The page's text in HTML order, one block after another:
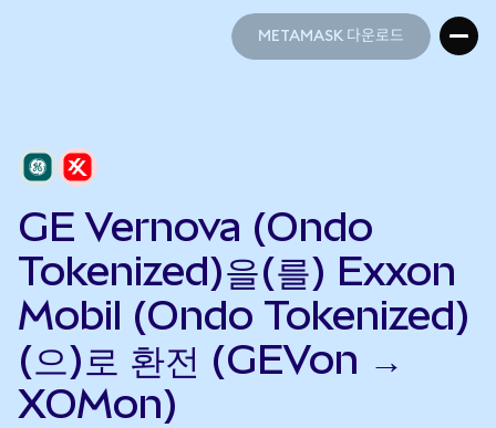
METAMASK 다운로드
GE Vernova (Ondo
Tokenized)을(를) Exxon
Mobil (Ondo Tokenized)
(으)로 환전 (GEVon →
XOMon)